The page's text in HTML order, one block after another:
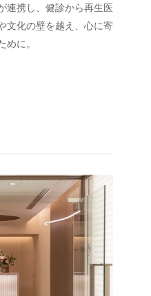
連携し、健診から再生医
文化の壁を越え、心に寄
に。